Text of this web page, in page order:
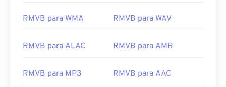
RMVB para WMA RMVB para WAV
RMVB para ALAC RMVB para AMR
RMVB para MP3 RMVB para AAC